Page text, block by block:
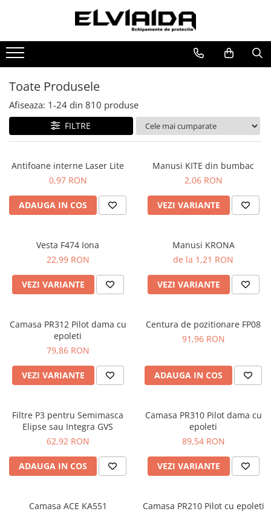
Toate Produsele
IMBRACAMINTE
IMBRACAMINTE DE LUCRU
IMBRACAMINTE REFLECTORIZANTA
IMBRACAMINTE DE IARNA
IMBRACAMINTE IMPERMEABILA
UNICA FOLOSINTA
IMBRACAMINTE ESD
ANTISTATICA
COMBINEZOANE, HALATE
DIVERSE
PANTALONI DE LUCRU
JACHETE VATUITE
INDUSTRIA ALIMENTARA
GENUNCHIERE
CAMASI
FESURI, SEPCI, CAPISOANE
FLEECE
Toate Produsele
Afiseaza: 1-24 din 810 produse
FILTRE
Antifoane interne Laser Lite
0,97 RON
ADAUGA IN COS
Manusi KITE din bumbac
2,06 RON
VEZI VARIANTE
Vesta F474 Iona
22,99 RON
VEZI VARIANTE
Manusi KRONA
de la 1,21 RON
VEZI VARIANTE
Camasa PR312 Pilot dama cu
epoleti
79,86 RON
VEZI VARIANTE
Centura de pozitionare FP08
91,96 RON
ADAUGA IN COS
Filtre P3 pentru Semimasca
Elipse sau Integra GVS
62,92 RON
ADAUGA IN COS
Camasa PR310 Pilot dama cu
epoleti
89,54 RON
VEZI VARIANTE
Camasa ACE KA551
Camasa PR210 Pilot cu epoleti